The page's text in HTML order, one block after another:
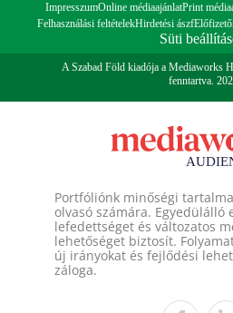
ImpresszumOnline médiaajánlatPrint
Felhasználási feltételekHirdetési ászf
Süti
A Szabad Föld kiadója a Mediaworks
fenntartva.
Portfóliónk minőségi
olvasó számára. Egyedülálló
lefedettséget és változatos
lehetőséget biztosít.
új irányokat és fejlődési
záloga.